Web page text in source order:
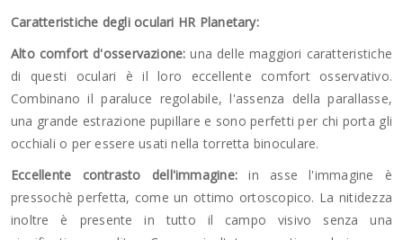
Caratteristiche degli oculari HR Planetary:
Alto comfort d'osservazione:una delle maggiori caratteristiche
di questi oculari è il loro eccellente comfort osservativo.
Combinano il paraluce regolabile, l'assenza della parallasse,
una grande estrazione pupillare e sono perfetti per chi porta gli
occhiali o per essere usati nella torretta binoculare.
Eccellente contrasto dell'immagine:in asse l'immagine è
pressochè perfetta, come un ottimo ortoscopico. La nitidezza
inoltre è presente in tutto il campo visivo senza una